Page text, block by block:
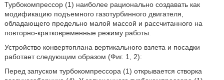
Турбокомпрессор (1) наиболее рационально создавать как
модификацию подъемного газотурбинного двигателя,
обладающего предельно малой массой и рассчитанного на
повторно-кратковременные режиму работы.
Устройство конвертоплана вертикального взлета и посадки
работает следующим образом (Фиг. 1, 2):
Перед запуском турбокомпрессора (1) открывается створка